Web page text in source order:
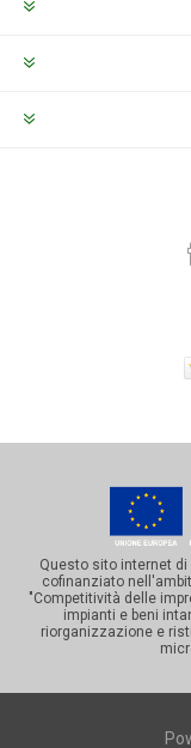
Questo sito internet
cofinanziato
"Competitività delle
impianti e beni
riorganizzazione e